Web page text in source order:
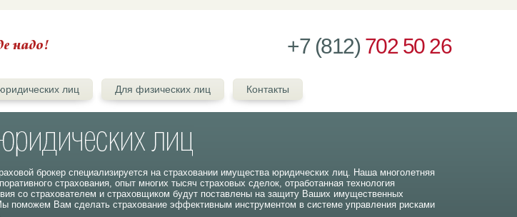
+7 (812) 702 50 26
лиц Для физических лиц Контакты
брокер специализируется на страховании имущества юридических лиц. Наша многолетняя
страхования, опыт многих тысяч страховых сделок, отработанная технология
со страхователем и страховщиком будут поставлены на защиту Ваших имущественных
поможем Вам сделать страхование эффективным инструментом в системе управления рисками